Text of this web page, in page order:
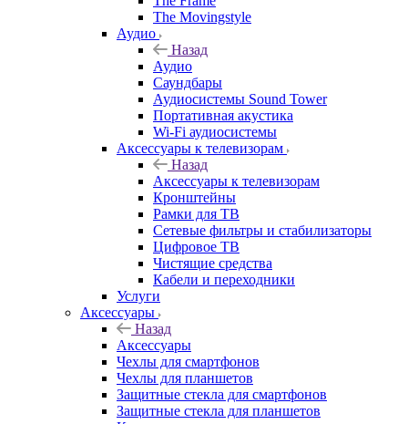
The Movingstyle
Аудио
Назад
Аудио
Саундбары
Аудиосистемы Sound Tower
Портативная акустика
Wi-Fi аудиосистемы
Аксессуары к телевизорам
Назад
Аксессуары к телевизорам
Кронштейны
Рамки для ТВ
Сетевые фильтры и стабилизаторы
Цифровое ТВ
Чистящие средства
Кабели и переходники
Услуги
Аксессуары
Назад
Аксессуары
Чехлы для смартфонов
Чехлы для планшетов
Защитные стекла для смартфонов
Защитные стекла для планшетов